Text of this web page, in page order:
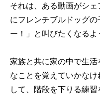
それは、ある動画がシ
にフレンチブルドッグ
ー！」と叫びたくなるよ
家族と共に家の中で生
なことを覚えていかな
して、階段を下りる練習